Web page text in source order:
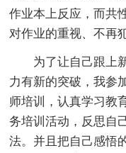
作业本上反应，而共
对作业的重视、不再
为了让自己跟上
力有新的突破，我参
师培训，认真学习教
务培训活动，反思自
法。并且把自己感悟